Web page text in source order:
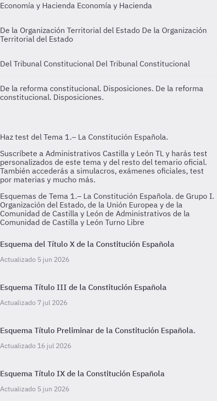
Economía y Hacienda Economía y Hacienda
De la Organización Territorial del Estado De la Organización
Territorial del Estado
Del Tribunal Constitucional Del Tribunal Constitucional
De la reforma constitucional. Disposiciones. De la reforma
constitucional. Disposiciones.
Esquemas de Tema 1.– La Constitución Española. de Grupo I.
Organización del Estado, de la Unión Europea y de la
Comunidad de Castilla y León de Administrativos de la
Comunidad de Castilla y León Turno Libre
Esquema del Título X de la Constitución Española
Actualizado 5 jun 2026
Esquema Título III de la Constitución Española
Actualizado 7 jul 2026
Esquema Título Preliminar de la Constitución Española.
Actualizado 16 jul 2026
Esquema Título IX de la Constitución Española
Actualizado 5 jun 2026